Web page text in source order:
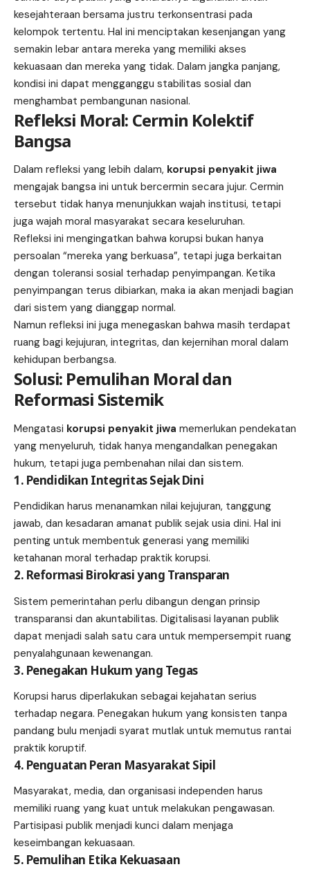
kesejahteraan bersama justru terkonsentrasi pada
kelompok tertentu. Hal ini menciptakan kesenjangan yang
semakin lebar antara mereka yang memiliki akses
kekuasaan dan mereka yang tidak. Dalam jangka panjang,
kondisi ini dapat mengganggu stabilitas sosial dan
menghambat pembangunan nasional.
Refleksi Moral: Cermin Kolektif
Bangsa
Dalam refleksi yang lebih dalam, korupsi penyakit jiwa
mengajak bangsa ini untuk bercermin secara jujur. Cermin
tersebut tidak hanya menunjukkan wajah institusi, tetapi
juga wajah moral masyarakat secara keseluruhan.
Refleksi ini mengingatkan bahwa korupsi bukan hanya
persoalan “mereka yang berkuasa”, tetapi juga berkaitan
dengan toleransi sosial terhadap penyimpangan. Ketika
penyimpangan terus dibiarkan, maka ia akan menjadi bagian
dari sistem yang dianggap normal.
Namun refleksi ini juga menegaskan bahwa masih terdapat
ruang bagi kejujuran, integritas, dan kejernihan moral dalam
kehidupan berbangsa.
Solusi: Pemulihan Moral dan
Reformasi Sistemik
Mengatasi korupsi penyakit jiwa memerlukan pendekatan
yang menyeluruh, tidak hanya mengandalkan penegakan
hukum, tetapi juga pembenahan nilai dan sistem.
1. Pendidikan Integritas Sejak Dini
Pendidikan harus menanamkan nilai kejujuran, tanggung
jawab, dan kesadaran amanat publik sejak usia dini. Hal ini
penting untuk membentuk generasi yang memiliki
ketahanan moral terhadap praktik korupsi.
2. Reformasi Birokrasi yang Transparan
Sistem pemerintahan perlu dibangun dengan prinsip
transparansi dan akuntabilitas. Digitalisasi layanan publik
dapat menjadi salah satu cara untuk mempersempit ruang
penyalahgunaan kewenangan.
3. Penegakan Hukum yang Tegas
Korupsi harus diperlakukan sebagai kejahatan serius
terhadap negara. Penegakan hukum yang konsisten tanpa
pandang bulu menjadi syarat mutlak untuk memutus rantai
praktik koruptif.
4. Penguatan Peran Masyarakat Sipil
Masyarakat, media, dan organisasi independen harus
memiliki ruang yang kuat untuk melakukan pengawasan.
Partisipasi publik menjadi kunci dalam menjaga
keseimbangan kekuasaan.
5. Pemulihan Etika Kekuasaan